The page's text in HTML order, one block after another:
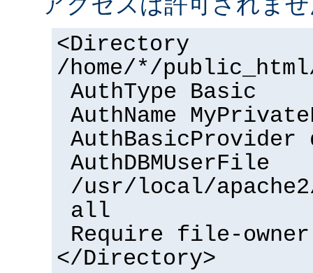
<Directory
/home/*/
AuthType Basic
AuthName
AuthBasicProvider
AuthDBMUserFile
/usr/local/
all
Require file-owner
</Directory>